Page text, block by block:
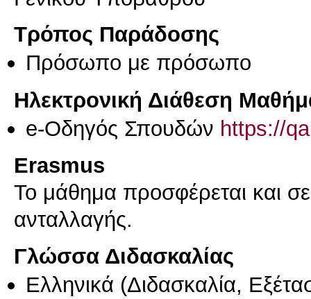
Τρόπος Παράδοσης
Πρόσωπο με πρόσωπο
Ηλεκτρονική Διάθεση
e-Οδηγός Σπουδών https://
Erasmus
Το μάθημα προσφέρεται και
ανταλλαγής.
Γλώσσα Διδασκαλίας
Ελληνικά (Διδασκαλία,